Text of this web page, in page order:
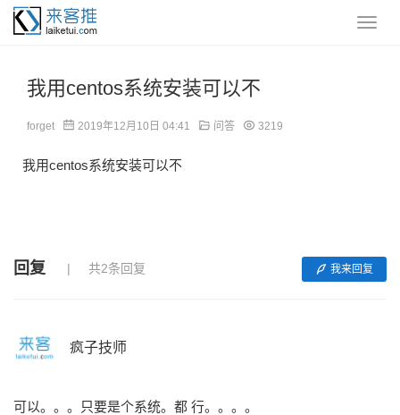
我用centos系统安装可以不
forget 2019年12月10日 04:41 问答 3219
我用centos系统安装可以不
回复 共2条回复 我来回复
疯子技师
可以。。。只要是个系统。都 行。。。。